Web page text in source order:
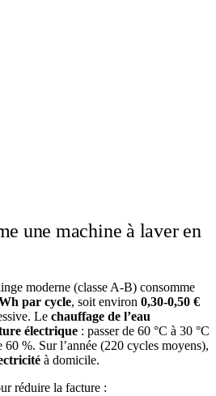
une machine à laver en
moderne (classe A-B) consomme
par cycle, soit environ 0,30-0,50 €
Le chauffage de l’eau
électrique : passer de 60 °C à 30 °C
%. Sur l’année (220 cycles moyens),
à domicile.
réduire la facture :